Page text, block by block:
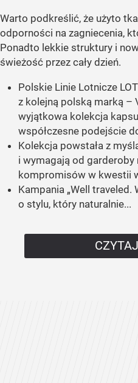
Warto podkreślić, że użyto
odporności na zagniecenia,
Ponadto lekkie struktury i
świeżość przez cały dzień.
Polskie Linie Lotnicze
z kolejną polską marką –
wyjątkowa kolekcja
współczesne podejście
Kolekcja powstała z
i wymagają od garderoby
kompromisów w kwestii
Kampania „Well
o stylu, który naturalnie...